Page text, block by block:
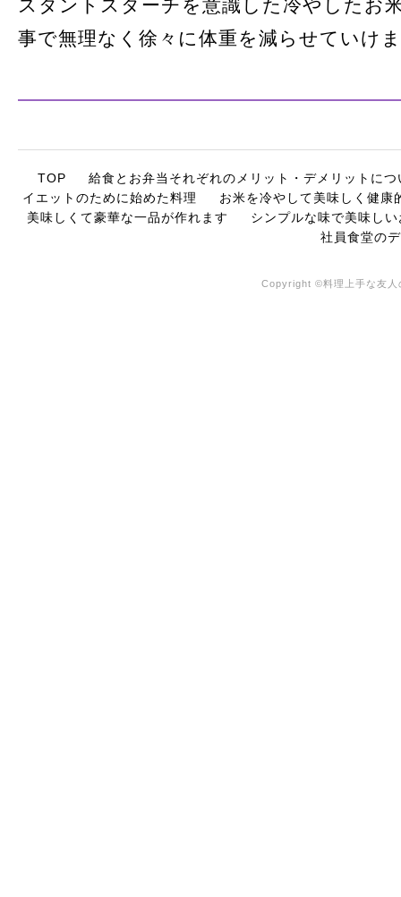
スタントスターチを意識した冷やしたお
事で無理なく徐々に体重を減らせていけ
TOP
給食とお弁当それぞれのメリット・デメリットにつ
イエットのために始めた料理
お米を冷やして美味しく健康
美味しくて豪華な一品が作れます
シンプルな味で美味し
社員食堂の
Copyright ©料理上手な友